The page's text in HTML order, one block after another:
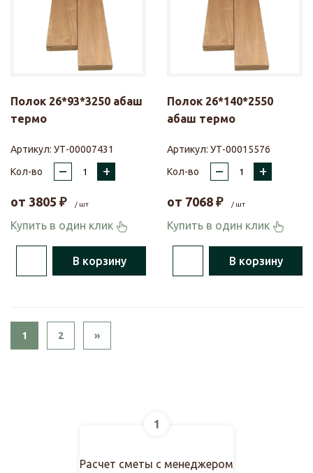
Полок 26*93*3250 абаш
термо
Артикул: УТ-00007431
Кол-во
– +
от 3805 ₽ / шт
Купить в один клик
В корзину
Полок 26*140*2550
абаш термо
Артикул: УТ-00015576
Кол-во
– +
от 7068 ₽ / шт
Купить в один клик
В корзину
1 2 »Next
1
Расчет сметы с менеджером